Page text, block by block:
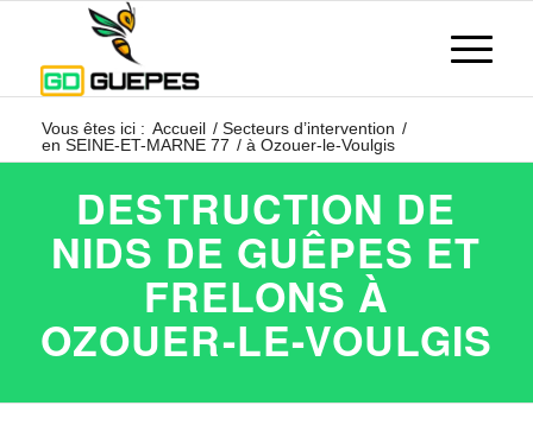
Vous êtes ici : Accueil / Secteurs d’intervention /
en SEINE-ET-MARNE 77 / à Ozouer-le-Voulgis
DESTRUCTION DE
NIDS DE GUÊPES ET
FRELONS À
OZOUER-LE-VOULGIS